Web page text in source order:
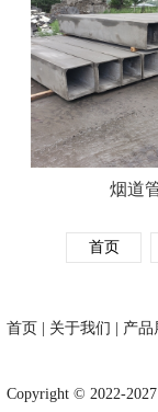
烟道
首页
首页 关于我们 产品
Copyright © 2022-